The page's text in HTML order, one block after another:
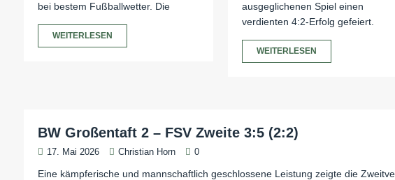
bei bestem Fußballwetter. Die
WEITERLESEN
ausgeglichenen Spiel einen
verdienten 4:2-Erfolg gefeiert.
WEITERLESEN
BW Großentaft 2 – FSV Zweite 3:5 (2:2)
17. Mai 2026 Christian Horn 0
Eine kämpferische und mannschaftlich geschlossene Leistung zeigte die